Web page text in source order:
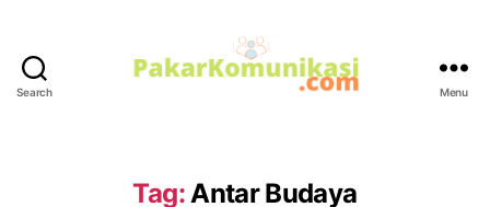
Search Menu
Tag:Antar Budaya